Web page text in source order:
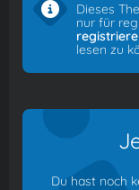
Dieses
nur für
lesen zu
Du hast noch